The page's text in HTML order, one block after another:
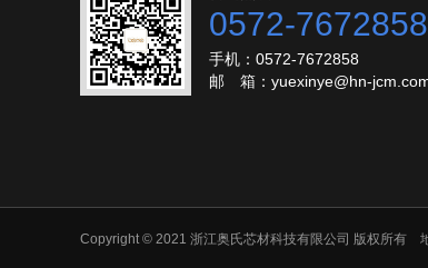
0572-7672858
手机：0572-7672858
邮 箱：yuexinye@hn-
Copyright © 2021 浙江奥氏芯材科技有限公司 版权所有